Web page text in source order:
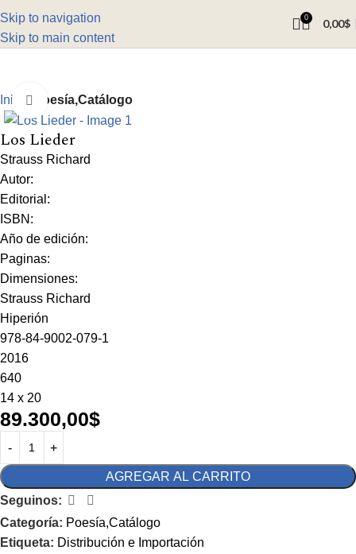
Skip to navigation
Skip to main content
0 0,00$
Inicio Poesía,Catálogo
Click to enlarge
Los Lieder
Strauss Richard
Autor:
Editorial:
ISBN:
Año de edición:
Paginas:
Dimensiones:
Strauss Richard
Hiperión
978-84-9002-079-1
2016
640
14 x 20
89.300,00$
AGREGAR AL CARRITO
Seguinos:
Categoría: Poesía,Catálogo
Etiqueta: Distribución e Importación